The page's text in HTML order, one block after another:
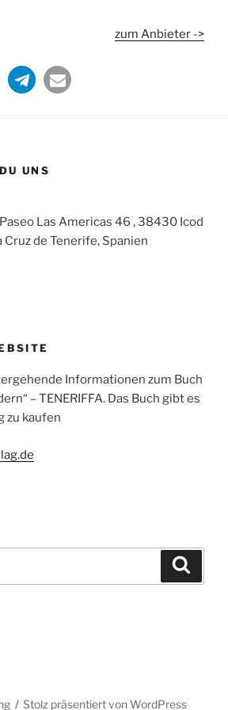
zum Anbieter ->
UNS
Las Americas 46 , 38430 Icod
Cruz de Tenerife, Spanien
Informationen zum Buch
– TENERIFFA. Das Buch gibt es
zu kaufen
Stolz präsentiert von WordPress